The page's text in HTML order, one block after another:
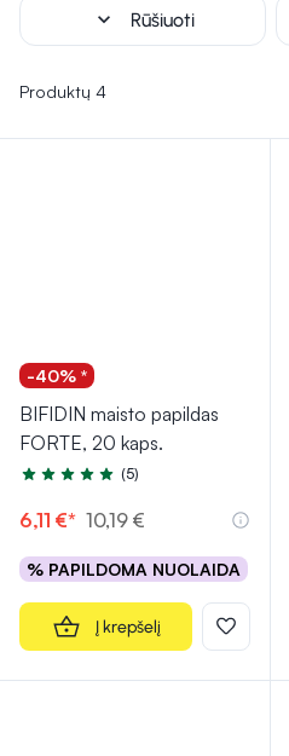
expand_more Rūšiuoti
Produktų 4
-40% *
BIFIDIN maisto papildas
FORTE, 20 kaps.
Įvertinimas 4.6 iš 5
(5)
6,11 €* 10,19 €
% PAPILDOMA NUOLAIDA
Į krepšelį